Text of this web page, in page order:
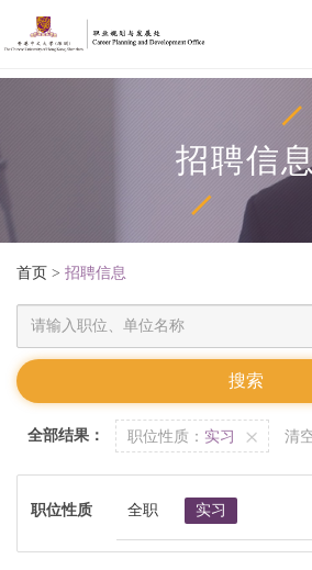
招聘信
首页 > 招聘信息
全部结果： 职位性质： 实习 清
职位性质 全职 实习